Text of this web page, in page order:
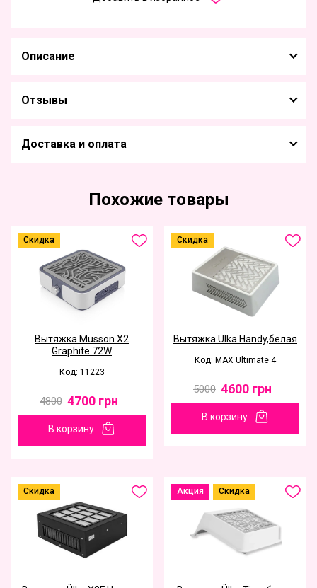
Описание
Отзывы
Доставка и оплата
Похожие товары
Скидка
Вытяжка Musson X2
Graphite 72W
Код: 11223
4800 4700 грн
В корзину
Скидка
Вытяжка Ulka Handy,белая
Код: MAX Ultimate 4
5000 4600 грн
В корзину
Скидка Акция Скидка